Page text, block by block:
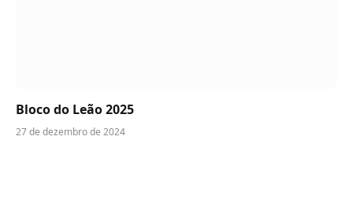
Bloco do Leão 2025
27 de dezembro de 2024